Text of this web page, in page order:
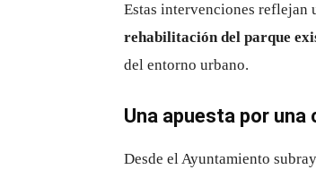
Estas intervenciones reflejan
rehabilitación del parque
del entorno urbano.
Una apuesta por una
Desde el Ayuntamiento